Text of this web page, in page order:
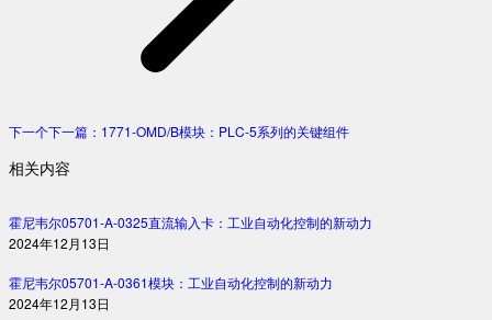
下一个下一篇： 1771-OMD/B模块：PLC-5系列的关键组件
相关内容
霍尼韦尔05701-A-0325直流输入卡：工业自动化控制的新动力
2024年12月13日
霍尼韦尔05701-A-0361模块：工业自动化控制的新动力
2024年12月13日